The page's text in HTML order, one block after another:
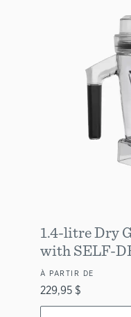
1.4-litre Dry
with SELF-
À PARTIR DE
229,95 $